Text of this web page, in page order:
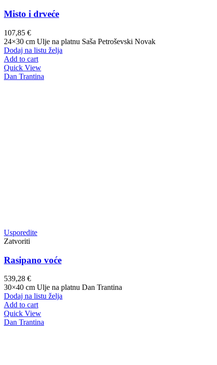
Misto i drveće
107,85 €
24×30 cm Ulje na platnu Saša Petroševski Novak
Dodaj na listu želja
Add to cart
Quick View
Dan Trantina
Usporedite
Zatvoriti
Rasipano voće
539,28 €
30×40 cm Ulje na platnu Dan Trantina
Dodaj na listu želja
Add to cart
Quick View
Dan Trantina